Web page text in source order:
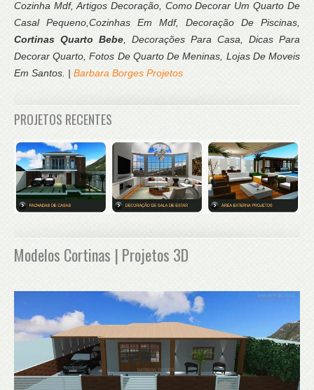
Cozinha Mdf, Artigos Decoração, Como Decorar Um Quarto De
Casal Pequeno,Cozinhas Em Mdf, Decoração De Piscinas,
Cortinas Quarto Bebe, Decorações Para Casa, Dicas Para
Decorar Quarto, Fotos De Quarto De Meninas, Lojas De Moveis
Em Santos. | Barbara Borges Projetos
PROJETOS RECENTES
Modelos Cortinas | Projetos 3D